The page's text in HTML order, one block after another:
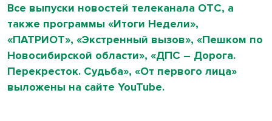
Все выпуски новостей телеканала ОТС, а
также программы «Итоги Недели»,
«ПАТРИОТ», «Экстренный вызов», «Пешком по
Новосибирской области», «ДПС – Дорога.
Перекресток. Судьба», «От первого лица»
выложены на сайте YouTube.